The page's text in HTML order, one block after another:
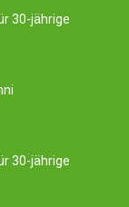
30-jährige
30-jährige